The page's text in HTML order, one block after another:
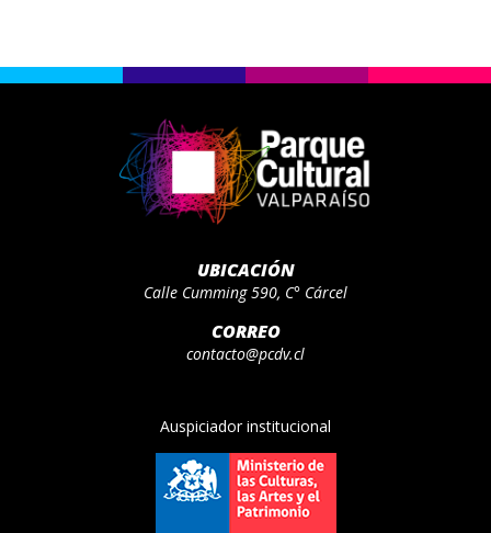
UBICACIÓN
Calle Cumming 590, C° Cárcel
CORREO
contacto@pcdv.cl
Auspiciador institucional